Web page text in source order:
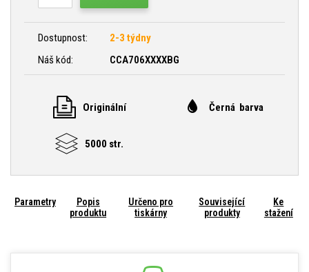
Dostupnost:
2-3 týdny
Náš kód:
CCA706XXXXBG
Originální Černá barva
5000 str.
Parametry
Popis
produktu
Určeno pro
tiskárny
Související
produkty
Ke
stažení